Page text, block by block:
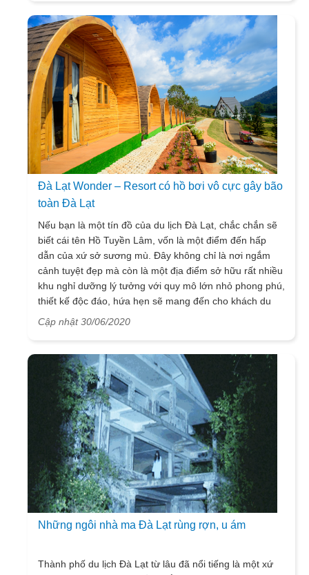
dưới đây sẽ giới thiệu cho bạn những hướng chính
trong bản đồ Đà Lạt .
Đà Lạt Wonder – Resort có hồ bơi vô cực gây bão
toàn Đà Lạt
Nếu bạn là một tín đồ của du lịch Đà Lạt, chắc chắn sẽ
biết cái tên Hồ Tuyền Lâm, vốn là một điểm đến hấp
dẫn của xứ sở sương mù. Đây không chỉ là nơi ngắm
cảnh tuyệt đẹp mà còn là một địa điểm sở hữu rất nhiều
khu nghỉ dưỡng lý tưởng với quy mô lớn nhỏ phong phú,
thiết kế độc đáo, hứa hẹn sẽ mang đến cho khách du
lịch Đà Lạt những giây phút thư giãn tuyệt vời và thoải
đánh giá là sang trọng, đẳng cấp và sở hữu hồ bơi vô
cực có view tuyệt đẹp, gây bão toàn thành phố du lịch
Đà Lạt.
Cập nhật 30/06/2020
Những ngôi nhà ma Đà Lạt rùng rợn, u ám
Thành phố du lịch Đà Lạt từ lâu đã nổi tiếng là một xứ